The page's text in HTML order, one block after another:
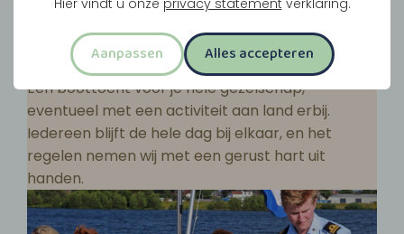
Aanpassen Alles accepteren
Groepsuitjes
Een boottocht voor je hele gezelschap,
eventueel met een activiteit aan land erbij.
Iedereen blijft de hele dag bij elkaar, en het
regelen nemen wij met een gerust hart uit
handen.